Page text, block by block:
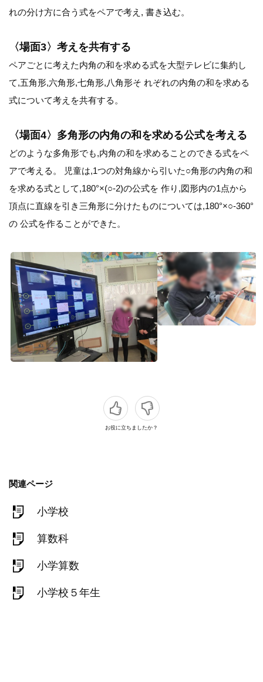
れの分け方に合う式をペアで考え, 書き込む。
〈場面3〉考えを共有する
ペアごとに考えた内角の和を求める式を大型テレビに集約し
て,五角形,六角形,七角形,八角形そ れぞれの内角の和を求める
式について考えを共有する。
〈場面4〉多角形の内角の和を求める公式を考える
どのような多角形でも,内角の和を求めることのできる式をペ
アで考える。 児童は,1つの対角線から引いた○角形の内角の和
を求める式として,180°×(○-2)の公式を 作り,図形内の1点から
頂点に直線を引き三角形に分けたものについては,180°×○-360°
の 公式を作ることができた。
お役に立ちましたか？
関連ページ
小学校
算数科
小学算数
小学校５年生